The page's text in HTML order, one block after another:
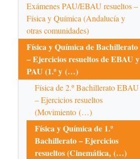
Exámenes PAU/EBAU resueltos –
Física y Química (Andalucía y
otras comunidades)
Física y Química de Bachillerato
– Ejercicios resueltos de EBAU y
PAU (1.º y (…)
Física de 2.º Bachillerato EBAU
– Ejercicios resueltos
(Movimiento (…)
Física y Química de 1.º
Bachillerato – Ejercicios
resueltos (Cinemática, (…)